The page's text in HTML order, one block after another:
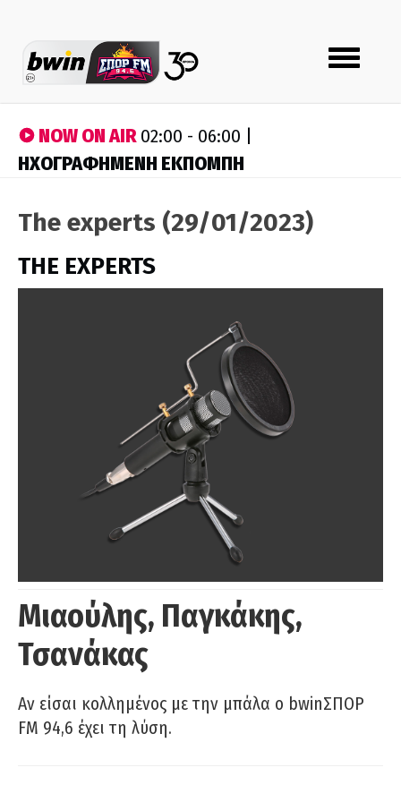
Toggle
navigation
NOW ON AIR02:00 - 06:00 |
ΗΧΟΓΡΑΦΗΜΕΝΗ ΕΚΠΟΜΠΗ
The experts (29/01/2023)
THE EXPERTS
Μιαούλης, Παγκάκης,
Τσανάκας
Αν είσαι κολλημένος με την μπάλα ο bwinΣΠΟΡ
FM 94,6 έχει τη λύση.